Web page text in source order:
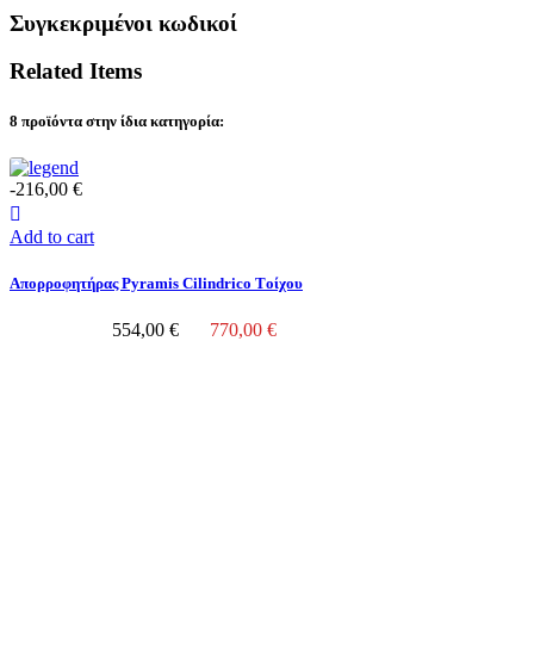
Συγκεκριμένοι κωδικοί
Related Items
8 προϊόντα στην ίδια κατηγορία:
-216,00 €
Add to cart
Απορροφητήρας Pyramis Cilindrico Tοίχου
554,00 € 770,00 €